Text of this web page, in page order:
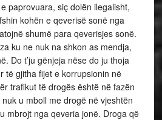
paprovuara, siç dolën ilegalisht,
kohën e qeverisë sonë nga
shumë para qeverisjes sonë.
ku ne nuk na shkon as mendja,
Do t’ju gënjeja nëse do ju thoja
të gjitha fijet e korrupsionin në
trafikut të drogës është në fazën
u mboll me drogë në vjeshtën
mbrojt nga qeveria jonë. Droga që